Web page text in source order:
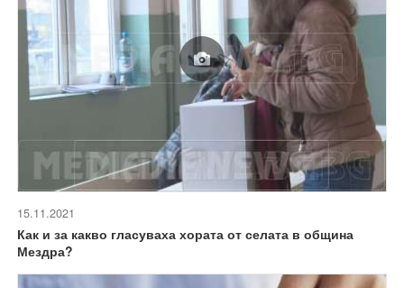
15.11.2021
Как и за какво гласуваха хората от селата в община
Мездра?